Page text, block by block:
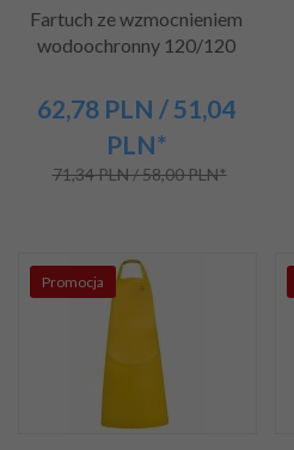
Fartuch ze wzmocnieniem
wodoochronny 120/120
62,78 PLN / 51,04
PLN*
71,34 PLN / 58,00 PLN*
Promocja